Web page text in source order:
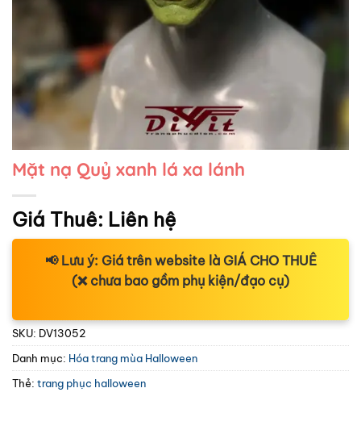
Mặt nạ Quỷ xanh lá xa lánh
Giá Thuê: Liên hệ
📢 Lưu ý: Giá trên website là GIÁ CHO THUÊ
(❌ chưa bao gồm phụ kiện/đạo cụ)
SKU: DV13052
Danh mục: Hóa trang mùa Halloween
Thẻ: trang phục halloween